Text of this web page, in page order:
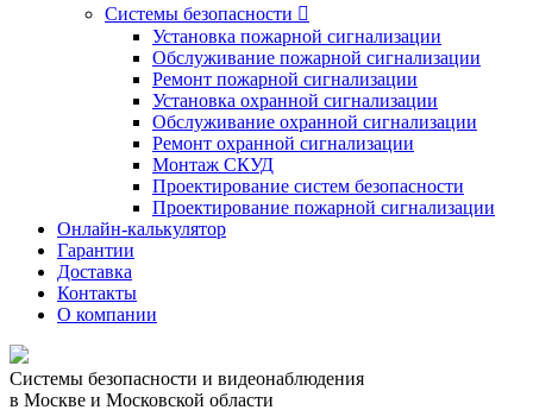
Системы безопасности 
Установка пожарной сигнализации
Обслуживание пожарной сигнализации
Ремонт пожарной сигнализации
Установка охранной сигнализации
Обслуживание охранной сигнализации
Ремонт охранной сигнализации
Монтаж СКУД
Проектирование систем безопасности
Проектирование пожарной сигнализации
Онлайн-калькулятор
Гарантии
Доставка
Контакты
О компании
Системы безопасности и видеонаблюдения
в Москве и Московской области